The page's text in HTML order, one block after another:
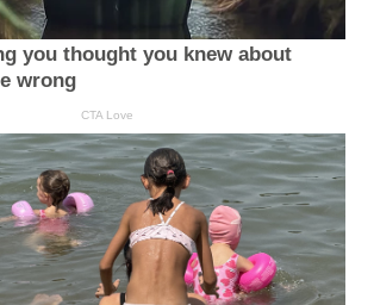
you thought you knew about
wrong
CTA Love